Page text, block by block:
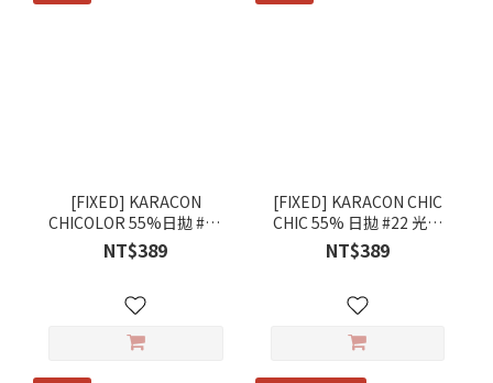
[FIXED] KARACON
CHICOLOR 55%日拋 #46
暗夜紫 10片裝/盒
NT$389
[FIXED] KARACON CHIC
CHIC 55% 日拋 #22 光影
棕 10片裝/盒
NT$389